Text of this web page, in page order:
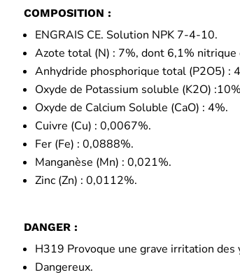
COMPOSITION :
ENGRAIS CE. Solution NPK 7-4-10.
Azote total (N) : 7%, dont 6,1% nitrique
Anhydride phosphorique total (P2O5) :
Oxyde de Potassium soluble (K2O)
Oxyde de Calcium Soluble (CaO) : 4%.
Cuivre (Cu) : 0,0067%.
Fer (Fe) : 0,0888%.
Manganèse (Mn) : 0,021%.
Zinc (Zn) : 0,0112%.
DANGER :
H319 Provoque une grave irritation des
Dangereux.